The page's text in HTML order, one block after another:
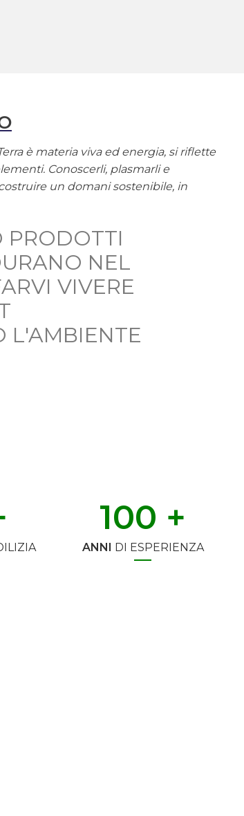
è materia viva ed energia, si riflette
Conoscerli, plasmarli e
un domani sostenibile, in
PRODOTTI
NEL
VIVERE
L'AMBIENTE
ANNI DI ESPERIENZA
100 +